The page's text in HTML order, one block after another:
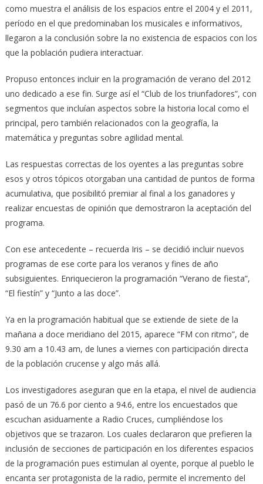
como muestra el análisis de los espacios entre el 2004 y el 2011,
período en el que predominaban los musicales e informativos,
llegaron a la conclusión sobre la no existencia de espacios con los
que la población pudiera interactuar.
Propuso entonces incluir en la programación de verano del 2012
uno dedicado a ese fin. Surge así el “Club de los triunfadores”, con
segmentos que incluían aspectos sobre la historia local como el
principal, pero también relacionados con la geografía, la
matemática y preguntas sobre agilidad mental.
Las respuestas correctas de los oyentes a las preguntas sobre
esos y otros tópicos otorgaban una cantidad de puntos de forma
acumulativa, que posibilitó premiar al final a los ganadores y
realizar encuestas de opinión que demostraron la aceptación del
programa.
Con ese antecedente – recuerda Iris – se decidió incluir nuevos
programas de ese corte para los veranos y fines de año
subsiguientes. Enriquecieron la programación “Verano de fiesta”,
“El fiestín” y “Junto a las doce”.
Ya en la programación habitual que se extiende de siete de la
mañana a doce meridiano del 2015, aparece “FM con ritmo”, de
9.30 am a 10.43 am, de lunes a viernes con participación directa
de la población crucense y algo más allá.
Los investigadores aseguran que en la etapa, el nivel de audiencia
pasó de un 76.6 por ciento a 94.6, entre los encuestados que
escuchan asiduamente a Radio Cruces, cumpliéndose los
objetivos que se trazaron. Los cuales declararon que prefieren la
inclusión de secciones de participación en los diferentes espacios
de la programación pues estimulan al oyente, porque al pueblo le
encanta ser protagonista de la radio, permite el incremento del